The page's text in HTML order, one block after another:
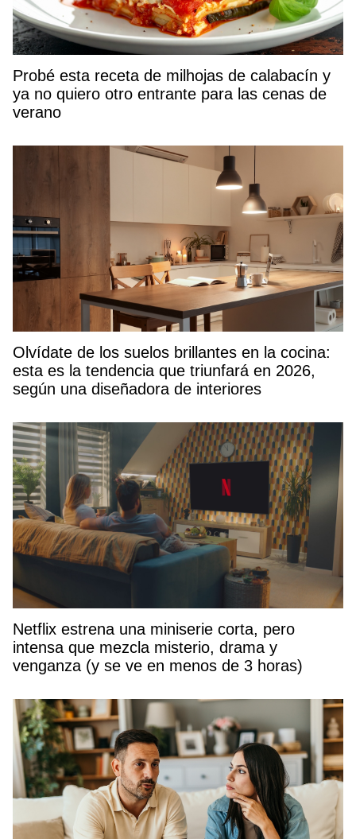
Probé esta receta de milhojas de calabacín y
ya no quiero otro entrante para las cenas de
verano
Olvídate de los suelos brillantes en la cocina:
esta es la tendencia que triunfará en 2026,
según una diseñadora de interiores
Netflix estrena una miniserie corta, pero
intensa que mezcla misterio, drama y
venganza (y se ve en menos de 3 horas)